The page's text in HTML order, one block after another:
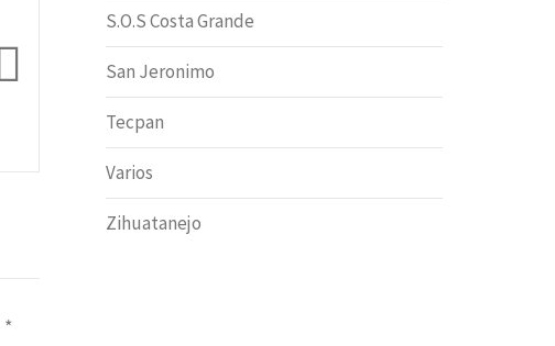
*
S.O.S Costa Grande
San Jeronimo
Tecpan
Varios
Zihuatanejo